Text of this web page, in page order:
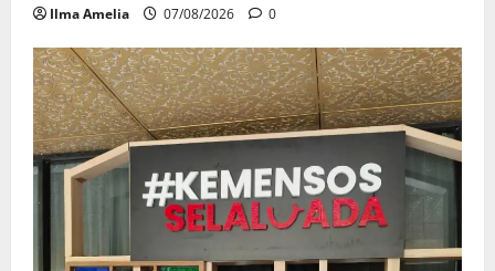
Ilma Amelia 07/08/2026 0